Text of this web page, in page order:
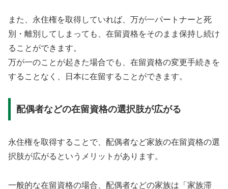
また、永住権を取得していれば、万が一パートナーと死
別・離別してしまっても、在留資格をそのまま保持し続け
ることができます。
万が一のことが起きた場合でも、在留資格の変更手続きを
することなく、日本に在留することができます。
配偶者などの在留資格の選択肢が広がる
永住権を取得することで、配偶者など家族の在留資格の選
択肢が広がるというメリットがあります。
一般的な在留資格の場合、配偶者などの家族は「家族滞